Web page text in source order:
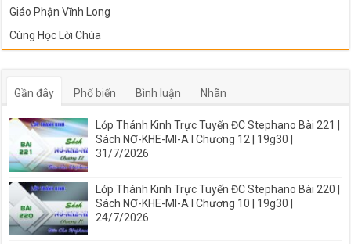
Giáo Phận Vĩnh Long
Cùng Học Lời Chúa
Gần đây Phổ biến Bình luận Nhãn
Lớp Thánh Kinh Trực Tuyến ĐC Stephano Bài 221 |
Sách NƠ-KHE-MI-A I Chương 12 | 19g30 |
31/7/2026
Lớp Thánh Kinh Trực Tuyến ĐC Stephano Bài 220 |
Sách NƠ-KHE-MI-A I Chương 10 | 19g30 |
24/7/2026